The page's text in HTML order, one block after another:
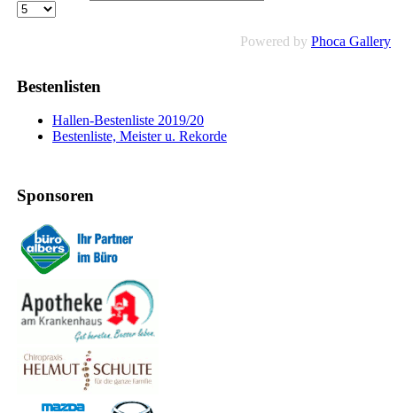
Powered by Phoca Gallery
Bestenlisten
Hallen-Bestenliste 2019/20
Bestenliste, Meister u. Rekorde
Sponsoren